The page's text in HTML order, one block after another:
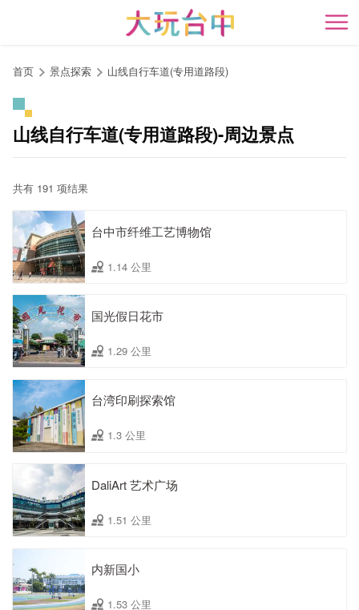
开
首页 景点探索 山线自行车道(专用道路段)
山线自行车道(专用道路段)-周边景点
共有 191 项结果
台中市纤维工艺博物馆
1.14 公里
国光假日花市
1.29 公里
台湾印刷探索馆
1.3 公里
DaliArt 艺术广场
1.51 公里
内新国小
1.53 公里